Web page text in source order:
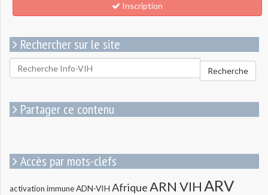
Inscription
Rechercher sur le site
Rechercher
pour
Recherche
Partager ce contenu
Accès par mots-clefs
activation immuneADN-VIH AfriqueARN VIHARV